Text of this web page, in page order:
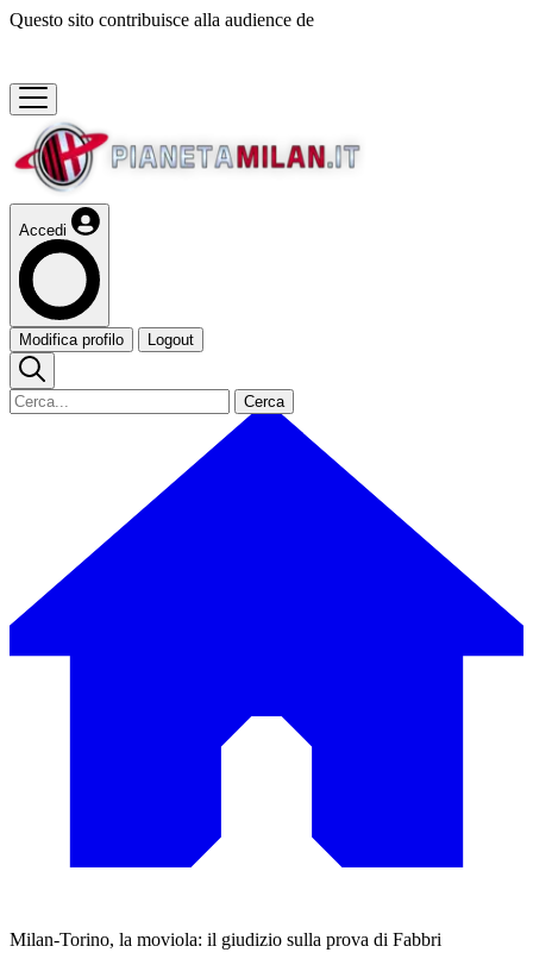
Questo sito contribuisce alla audience de
Accedi
Modifica profilo Logout
Cerca
Milan-Torino, la moviola: il giudizio sulla prova di Fabbri